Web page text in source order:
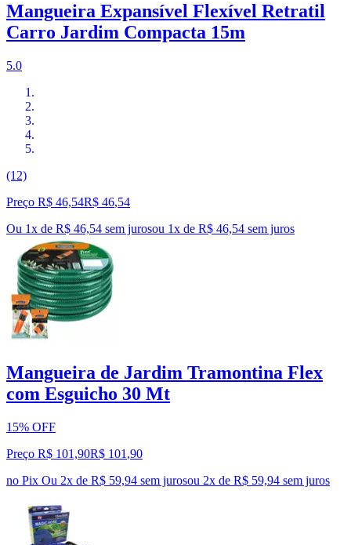
Mangueira Expansível Flexível Retratil
Carro Jardim Compacta 15m
5.0
(12)
Preço R$ 46,54R$ 46,54
Ou 1x de R$ 46,54 sem jurosou 1x de R$ 46,54 sem juros
Mangueira de Jardim Tramontina Flex
com Esguicho 30 Mt
15% OFF
Preço R$ 101,90R$ 101 ,90
no Pix Ou 2x de R$ 59,94 sem jurosou 2x de R$ 59,94 sem juros